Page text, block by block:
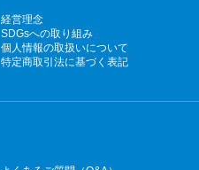
経営理念
SDGsへの取り組み
個人情報の取扱いについて
特定商取引法に基づく表記